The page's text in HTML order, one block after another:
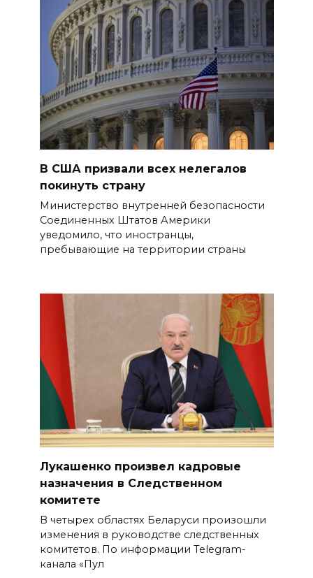
В США призвали всех нелегалов
покинуть страну
Министерство внутренней безопасности
Соединенных Штатов Америки
уведомило, что иностранцы,
пребывающие на территории страны
Лукашенко произвел кадровые
назначения в Следственном
комитете
В четырех областях Беларуси произошли
изменения в руководстве следственных
комитетов. По информации Telegram-
канала «Пул